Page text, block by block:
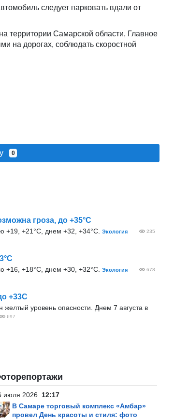
следует парковать вдали от
территории Самарской области, Главное
на дорогах, соблюдать скоростной
0
гроза, до +35°С
+19, +21°С, днем +32, +34°С. Экология 235
+16, +18°С, днем +30, +32°С. Экология 678
+33С
уровень опасности. Днем 7 августа в
697
июля 2026 12:17
В Самаре торговый комплекс «Амбар»
провел День красоты и стиля: фото